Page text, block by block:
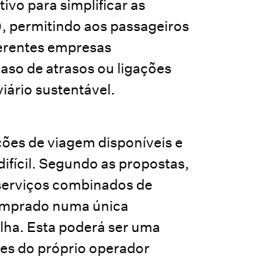
para simplificar as
permitindo aos passageiros
empresas
de atrasos ou ligações
sustentável.
de viagem disponíveis e
Segundo as propostas,
combinados de
numa única
Esta poderá ser uma
do próprio operador